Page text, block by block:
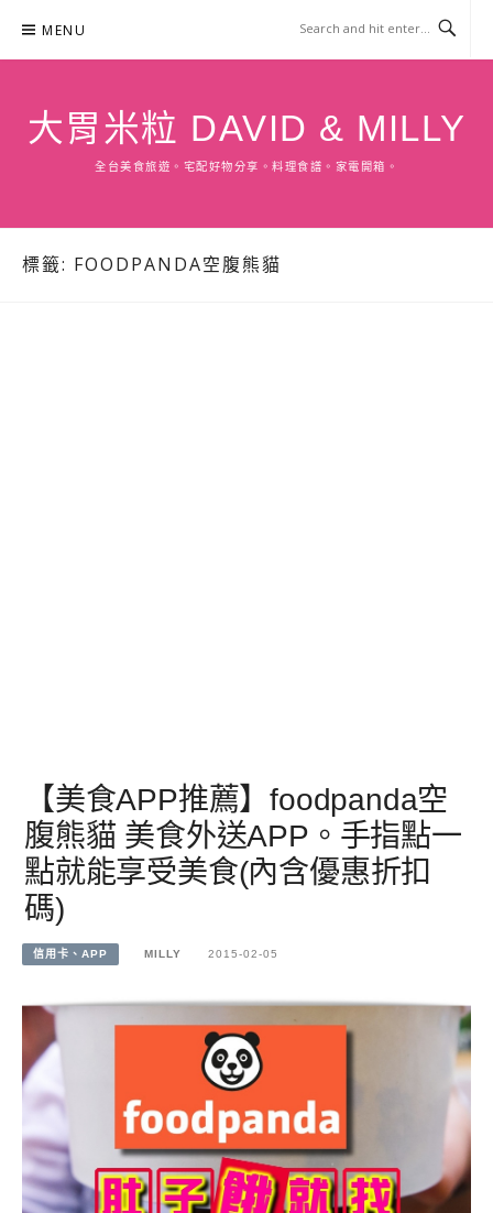
content
MENU
大胃米粒 DAVID & MILLY
全台美食旅遊。宅配好物分享。料理食譜。家電開箱。
標籤: FOODPANDA空腹熊貓
【美食APP推薦】foodpanda空
腹熊貓 美食外送APP。手指點一
點就能享受美食(內含優惠折扣
碼)
信用卡、APP MILLY 2015-02-05